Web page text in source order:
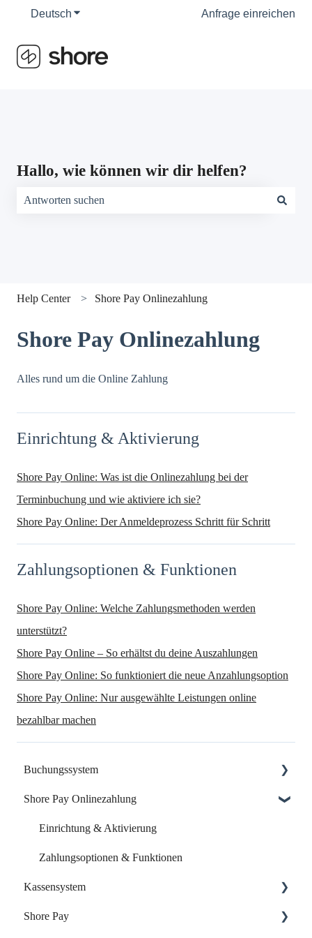
Deutsch Untermenü für Übersetzungen anzeigen
Anfrage einreichen
Hallo, wie können wir dir helfen?
Help Center Shore Pay Onlinezahlung
Shore Pay Onlinezahlung
Alles rund um die Online Zahlung
Einrichtung & Aktivierung
Shore Pay Online: Was ist die Onlinezahlung bei der
Terminbuchung und wie aktiviere ich sie?
Shore Pay Online: Der Anmeldeprozess Schritt für Schritt
Zahlungsoptionen & Funktionen
Shore Pay Online: Welche Zahlungsmethoden werden
unterstützt?
Shore Pay Online – So erhältst du deine Auszahlungen
Shore Pay Online: So funktioniert die neue Anzahlungsoption
Shore Pay Online: Nur ausgewählte Leistungen online
bezahlbar machen
Buchungssystem
Dein Start mit Shore
Dein Account & Zugang
Kalender & Termine
Buchungsseite
Buchungseinstellungen
Shore Pay Onlinezahlung
Einrichtung & Aktivierung
Zahlungsoptionen & Funktionen
Kassensystem
Dein Start mit der Shore Kasse
Shore Pay